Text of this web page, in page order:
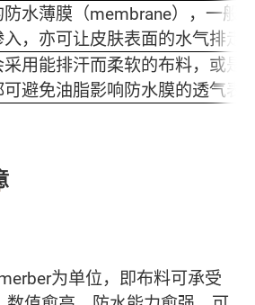
水薄膜（membrane），一般
，亦可让皮肤表面的水气排走
用能排汗而柔软的布料，或是
避免油脂影响防水膜的透气表
为单位，即布料可承受